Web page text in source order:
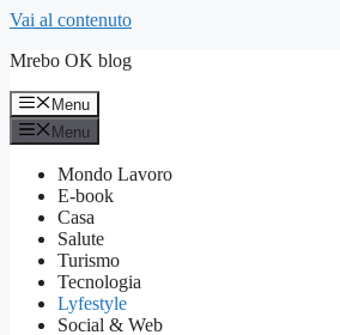
Vai al contenuto
Mrebo OK blog
Menu
Menu
Mondo Lavoro
E-book
Casa
Salute
Turismo
Tecnologia
Lyfestyle
Social & Web